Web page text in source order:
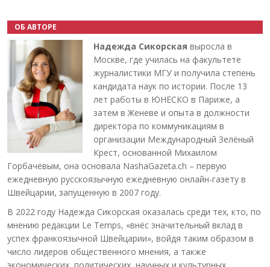
ОБ АВТОРЕ
Надежда Сикорская выросла в
Москве, где училась на факультете
журналистики МГУ и получила степень
кандидата наук по истории. После 13
лет работы в ЮНЕСКО в Париже, а
затем в Женеве и опыта в должности
директора по коммуникациям в
организации Международный Зелёный
Крест, основанной Михаилом
Горбачёвым, она основала NashaGazeta.ch – первую
ежедневную русскоязычную ежедневную онлайн-газету в
Швейцарии, запущенную в 2007 году.
В 2022 году Надежда Сикорская оказалась среди тех, кто, по
мнению редакции Le Temps, «внёс значительный вклад в
успех франкоязычной Швейцарии», войдя таким образом в
число лидеров общественного мнения, а также
экономических, политических, научных и культурных